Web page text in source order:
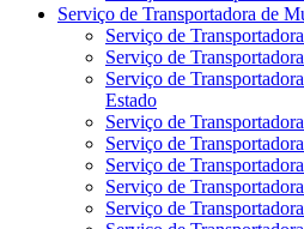
Serviço de Transportadora de
Serviço de
Serviço de
Serviço de
Estado
Serviço de
Serviço de
Serviço de
Serviço de
Serviço de